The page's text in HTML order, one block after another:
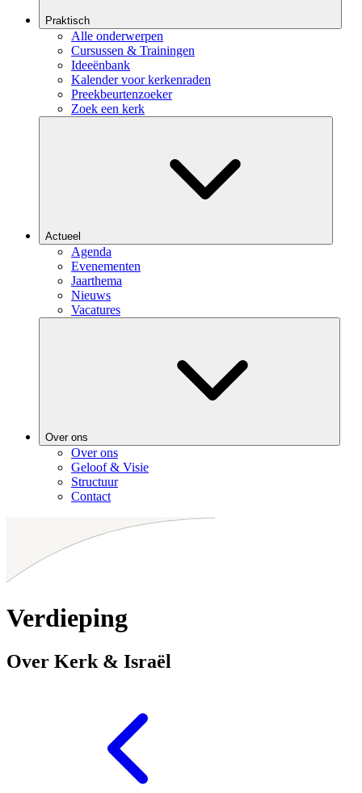
Praktisch
Alle onderwerpen
Cursussen & Trainingen
Ideeënbank
Kalender voor kerkenraden
Preekbeurtenzoeker
Zoek een kerk
Actueel
Agenda
Evenementen
Jaarthema
Nieuws
Vacatures
Over ons
Over ons
Geloof & Visie
Structuur
Contact
Verdieping
Over Kerk & Israël